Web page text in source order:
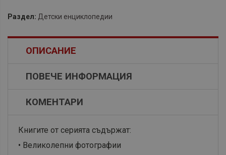
Раздел: Детски енциклопедии
ОПИСАНИЕ
ПОВЕЧЕ ИНФОРМАЦИЯ
КОМЕНТАРИ
Книгите от серията съдържат:
• Великолепни фотографии